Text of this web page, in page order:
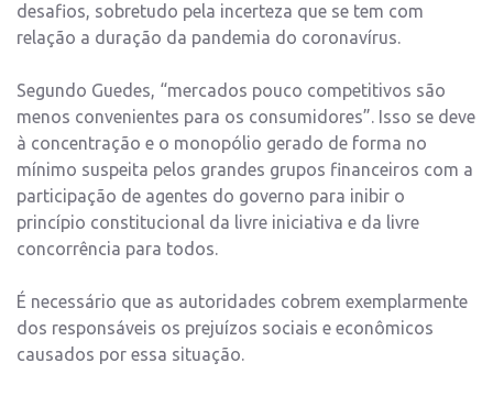
desafios, sobretudo pela incerteza que se tem com
relação a duração da pandemia do coronavírus.
Segundo Guedes, “mercados pouco competitivos são
menos convenientes para os consumidores”. Isso se deve
à concentração e o monopólio gerado de forma no
mínimo suspeita pelos grandes grupos financeiros com a
participação de agentes do governo para inibir o
princípio constitucional da livre iniciativa e da livre
concorrência para todos.
É necessário que as autoridades cobrem exemplarmente
dos responsáveis os prejuízos sociais e econômicos
causados por essa situação.